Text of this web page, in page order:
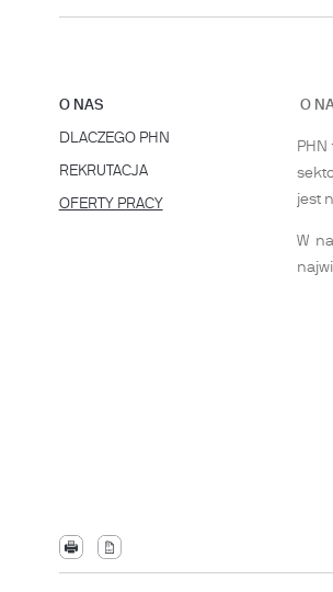
Show
text in
O NAS O
jest
W
Show text in
tab:
DLACZEGO PHN
Show text in
tab:
REKRUTACJA
OFERTY PRACY